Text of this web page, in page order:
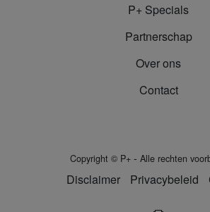
P+ Specials
Partnerschap
Over ons
Contact
Copyright © P+ - Alle rechten
Disclaimer Privacybeleid